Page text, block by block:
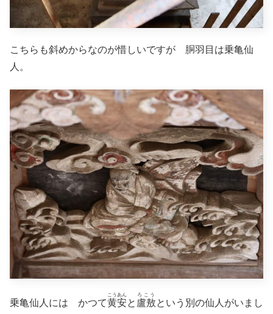
こちらも斜めからなのが惜しいですが 胴羽目は乗亀仙
人。
乗亀仙人には かつて黄安
こうあん
と 盧敖
ろこう
という別の仙人がいまし